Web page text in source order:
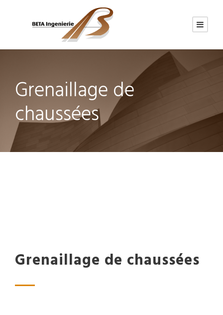
Grenaillage de
chaussées
Grenaillage de chaussées